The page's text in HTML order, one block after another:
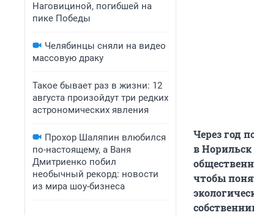
Наговициной, погибшей на
пике Победы
Челябинцы сняли на видео
массовую драку
Такое бывает раз в жизни: 12
августа произойдут три редких
астрономических явления
Прохор Шаляпин влюбился
по-настоящему, а Ваня
Дмитриенко побил
необычный рекорд: новости
из мира шоу-бизнеса
Через год
в Норильск
чтобы